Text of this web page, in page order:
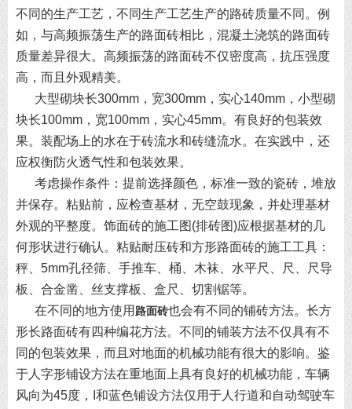
不同的生产工艺，不同生产工艺生产的路砖质量不同。例
如，与高频振荡生产的路面砖相比，混凝土浇筑的路面砖
质量差异很大。高频振荡的路面砖不仅密度高，抗压强度
高，而且外观精美。
大型砌块长300mm，宽300mm，实心140mm，小型砌
块长100mm，宽100mm，实心45mm。有良好的包装效
果。装配场上的水在于砖流水和砖缝流水。在实践中，还
应权衡防火透气性和包装效果。
考虑操作条件：提前选择颜色，标准一致的瓷砖，堆放
并保存。粘贴前，应检查基材，无空鼓现象，并处理基材
外观的平整度。饰面砖的施工图(排砖图)应根据基材的几
何形状进行确认。粘贴耐压砖和方形路面砖的施工工具：
秤、5mm孔径筛、手推车、桶、木袜、水平尺、尺、尺导
板、合金凿、丝支撑板、盒尺、切割锯等。
在不同的地方使用 路面砖也会有不同的铺砖方法。长方
形长路面砖有四种编花方法。不同的铺装方法不仅具有不
同的包装效果，而且对地面的机械功能有很大的影响。鉴
于人字形铺设方法在重地面上具有良好的机械功能，车辆
风向为45度，I和蓝色铺设方法仅用于人行道和自动驾驶车